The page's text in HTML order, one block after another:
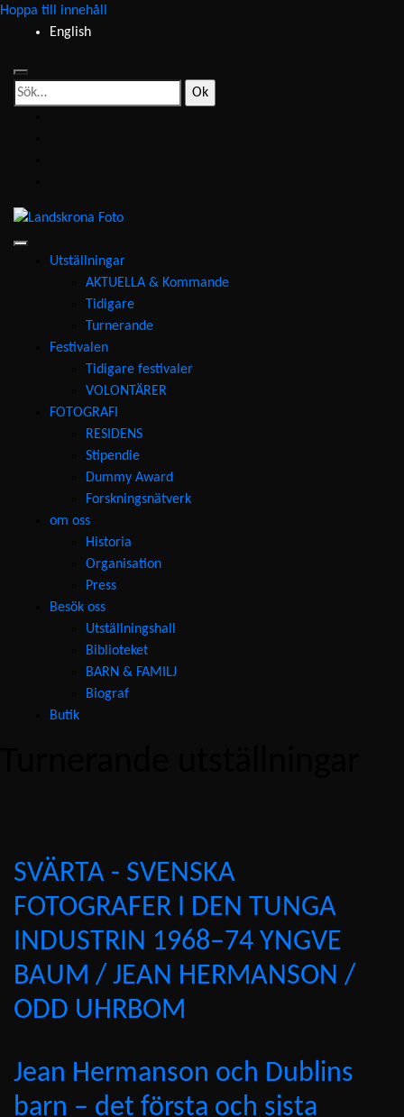
Hoppa till innehåll
English
Sök
efter:
Landskrona
Foto
Utställningar
AKTUELLA & Kommande
Tidigare
Turnerande
Festivalen
Tidigare festivaler
VOLONTÄRER
FOTOGRAFI
RESIDENS
Stipendie
Dummy Award
Forskningsnätverk
om oss
Historia
Organisation
Press
Besök oss
Utställningshall
Biblioteket
BARN & FAMILJ
Biograf
Butik
SVÄRTA - SVENSKA
FOTOGRAFER I DEN TUNGA
INDUSTRIN 1968–74 YNGVE
BAUM / JEAN HERMANSON /
ODD UHRBOM
Jean Hermanson och Dublins
barn – det första och sista